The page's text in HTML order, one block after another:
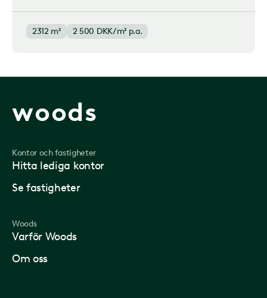
2312 m² 2 500 DKK/m² p.a.
woods
Kontor och fastigheter
Hitta lediga kontor
Se fastigheter
Woods
Varför Woods
Om oss